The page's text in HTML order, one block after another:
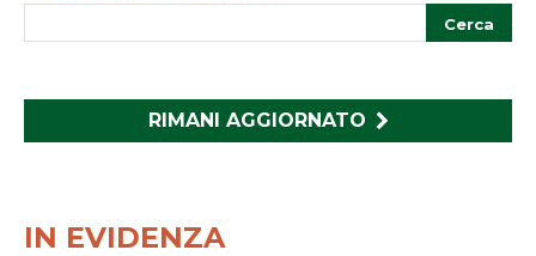
RIMANI AGGIORNATO
IN EVIDENZA